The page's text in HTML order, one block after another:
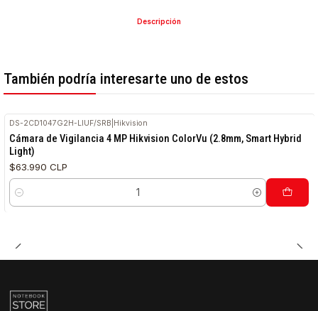
Descripción
También podría interesarte uno de estos
DS-2CD1047G2H-LIUF/SRB Hikvision
Cámara de Vigilancia 4 MP Hikvision ColorVu (2.8mm, Smart Hybrid
Light)
$63.990 CLP
Cantidad